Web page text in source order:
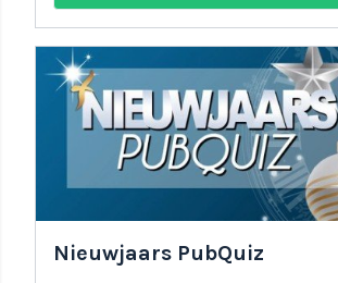
Nieuwjaars PubQuiz